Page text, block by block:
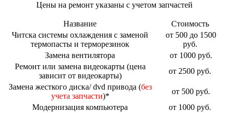
Цены на ремонт указаны с учетом запчастей
Название
Стоимость
Читска системы охлаждения с заменой
термопасты и терморезинок
от 500 до 1500
руб.
Замена вентилятора
от 1000 руб.
Ремонт или замена видеокарты (цена
зависит от видеокарты)
от 2500 руб.
Замена жесткого диска/ dvd привода (без
учета запчасти)*
от 500 руб.
Модернизация компьютера
от 1000 руб.